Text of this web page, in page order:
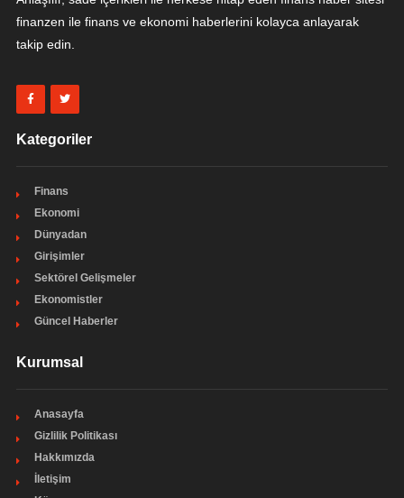
finanzen ile finans ve ekonomi haberlerini kolayca anlayarak
takip edin.
Kategoriler
Finans
Ekonomi
Dünyadan
Girişimler
Sektörel Gelişmeler
Ekonomistler
Güncel Haberler
Kurumsal
Anasayfa
Gizlilik Politikası
Hakkımızda
İletişim